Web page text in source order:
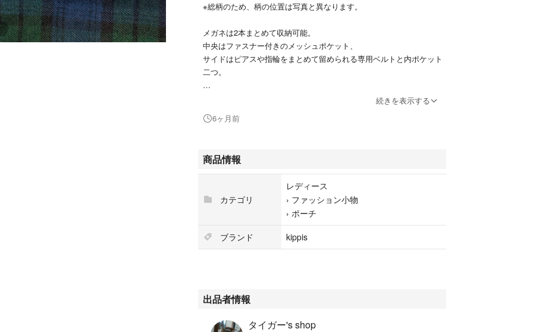
※総柄のため、柄の位置は写真と異なります。
メガネは2本まとめて収納可能。
中央はファスナー付きのメッシュポケット、
サイドはピアスや指輪をまとめて留められる専用ベルトと内ポケット
二つ。
写真2の未開封のままクラフト紙袋に入れて発送いたします。
お値下げはお断りしております。
以上のことをご了承いただける方のみご購入ください
続きを表示する
6ヶ月前
商品情報
カテゴリ
レディース
› ファッション小物
› ポーチ
ブランド
kippis
出品者情報
タイガー's shop